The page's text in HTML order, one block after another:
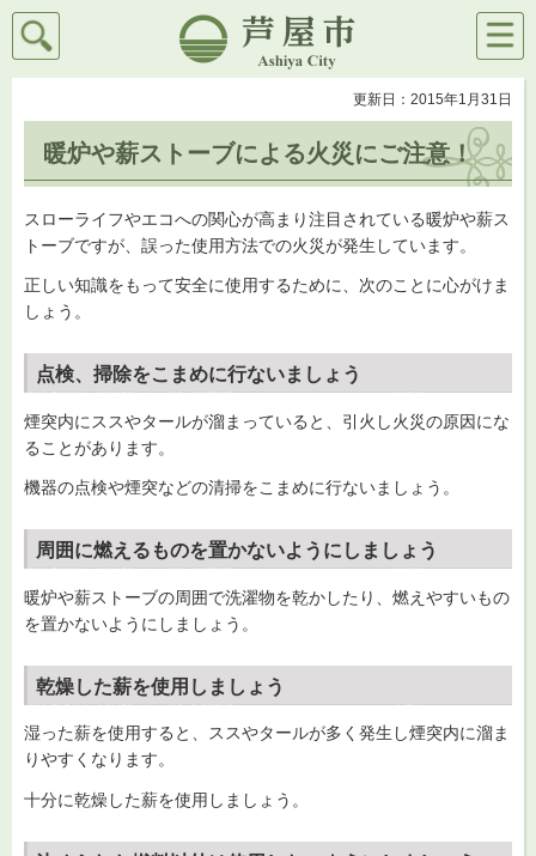
芦屋市
検索
メニ
ュー
更新日：2015年1月31日
暖炉や薪ストーブによる火災にご注意！
スローライフやエコへの関心が高まり注目されている暖炉や薪ス
トーブですが、誤った使用方法での火災が発生しています。
正しい知識をもって安全に使用するために、次のことに心がけま
しょう。
点検、掃除をこまめに行ないましょう
煙突内にススやタールが溜まっていると、引火し火災の原因にな
ることがあります。
機器の点検や煙突などの清掃をこまめに行ないましょう。
周囲に燃えるものを置かないようにしましょう
暖炉や薪ストーブの周囲で洗濯物を乾かしたり、燃えやすいもの
を置かないようにしましょう。
乾燥した薪を使用しましょう
湿った薪を使用すると、ススやタールが多く発生し煙突内に溜ま
りやすくなります。
十分に乾燥した薪を使用しましょう。